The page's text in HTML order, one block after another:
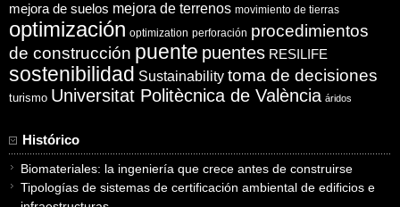
mejora de suelos mejora de terrenos movimiento de tierras
optimización optimization perforación procedimientos
de construcción puente puentes RESILIFE
sostenibilidad Sustainability toma de decisiones
turismo Universitat Politècnica de València áridos
Histórico
Biomateriales: la ingeniería que crece antes de construirse
Tipologías de sistemas de certificación ambiental de edificios e